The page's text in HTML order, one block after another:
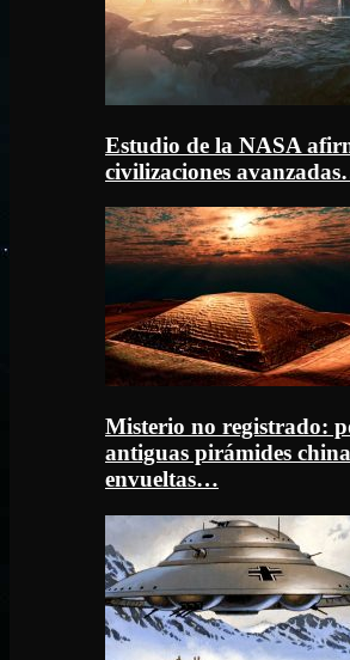
Estudio de la NASA
civilizaciones
Misterio no registrado:
antiguas pirámides
envueltas…